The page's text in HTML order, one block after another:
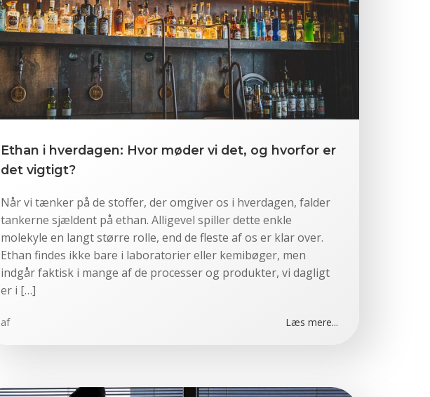
Ethan i hverdagen: Hvor møder vi det, og hvorfor er
det vigtigt?
Når vi tænker på de stoffer, der omgiver os i hverdagen, falder
tankerne sjældent på ethan. Alligevel spiller dette enkle
molekyle en langt større rolle, end de fleste af os er klar over.
Ethan findes ikke bare i laboratorier eller kemibøger, men
indgår faktisk i mange af de processer og produkter, vi dagligt
er i […]
af Læs mere...